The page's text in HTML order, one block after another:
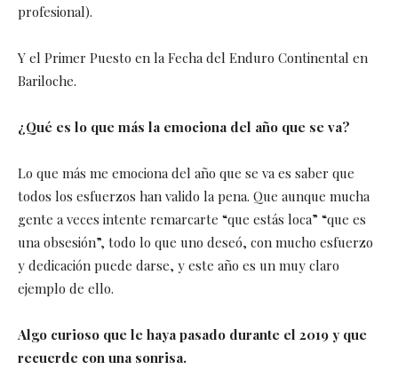
profesional).
Y el Primer Puesto en la Fecha del Enduro Continental en
Bariloche.
¿Qué es lo que más la emociona del año que se va?
Lo que más me emociona del año que se va es saber que
todos los esfuerzos han valido la pena. Que aunque mucha
gente a veces intente remarcarte “que estás loca” “que es
una obsesión”, todo lo que uno deseó, con mucho esfuerzo
y dedicación puede darse, y este año es un muy claro
ejemplo de ello.
Algo curioso que le haya pasado durante el 2019 y que
recuerde con una sonrisa.